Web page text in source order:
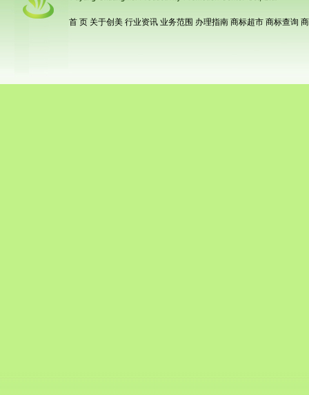
首 页 关于创美 行业资讯 业务范围 办理指南 商标超市 商标查询